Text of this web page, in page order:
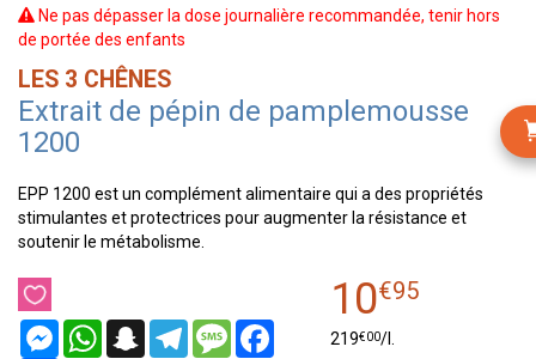
Ne pas dépasser la dose journalière recommandée, tenir hors
de portée des enfants
LES 3 CHÊNES
Extrait de pépin de pamplemousse
1200
EPP 1200 est un complément alimentaire qui a des propriétés
stimulantes et protectrices pour augmenter la résistance et
soutenir le métabolisme.
MessengerWhatsAppSnapchatTelegramMessageFacebook
10€95
219€00/